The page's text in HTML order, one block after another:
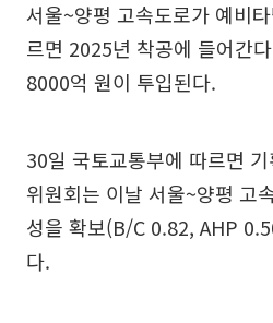
서울~양평 고속도로가 예비
르면 2025년 착공에 들어간
8000억 원이 투입된다.
30일 국토교통부에 따르면
위원회는 이날 서울~양평 고
성을 확보(B/C 0.82, AHP
다.